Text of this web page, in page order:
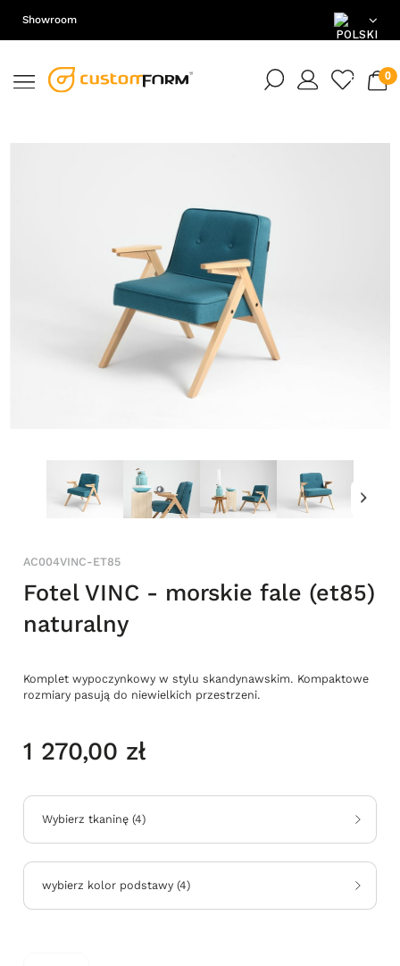
EN
PL
Showroom
AC004VINC-ET85
Fotel VINC - morskie fale (et85)
naturalny
Komplet wypoczynkowy w stylu skandynawskim. Kompaktowe
rozmiary pasują do niewielkich przestrzeni.
1 270,00 zł
Wybierz tkaninę (4)
wybierz kolor podstawy (4)